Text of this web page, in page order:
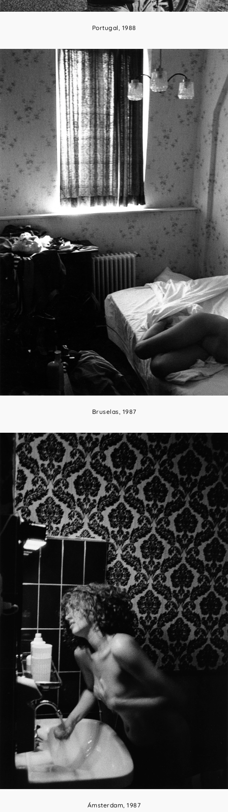
Portugal, 1988
Bruselas, 1987
Ámsterdam, 1987